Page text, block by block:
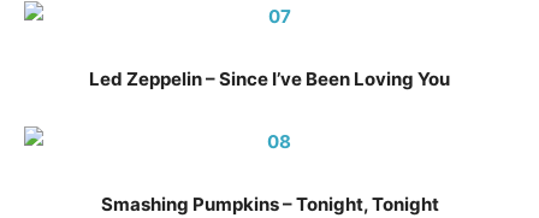
Led Zeppelin – Since I’ve Been Loving You
Smashing Pumpkins – Tonight, Tonight